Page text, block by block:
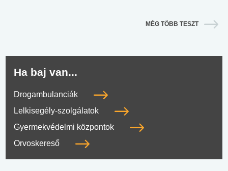
MÉG TÖBB TESZT
Ha baj van...
Drogambulanciák
Lelkisegély-szolgálatok
Gyermekvédelmi központok
Orvoskereső